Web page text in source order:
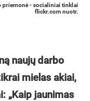
- socialiniai tinklai
flickr.com nuotr.
naujų darbo
mielas akiai,
„Kaip jaunimas